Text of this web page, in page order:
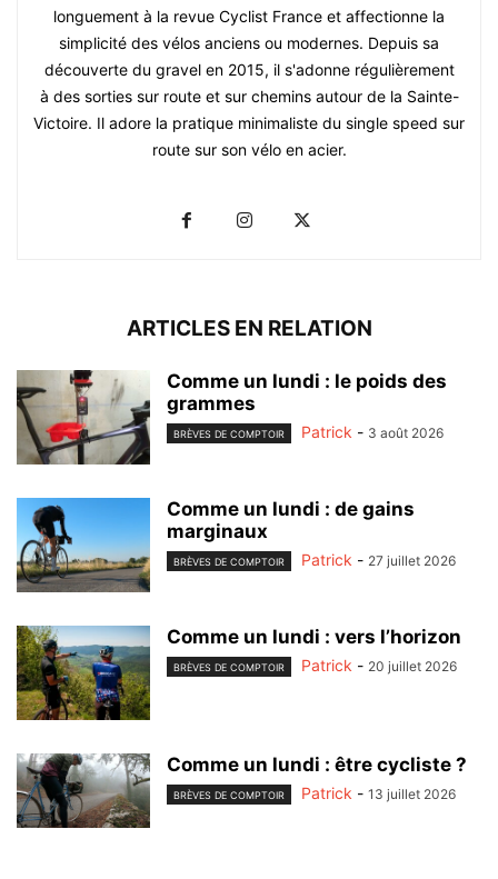
longuement à la revue Cyclist France et affectionne la
simplicité des vélos anciens ou modernes. Depuis sa
découverte du gravel en 2015, il s'adonne régulièrement
à des sorties sur route et sur chemins autour de la Sainte-
Victoire. Il adore la pratique minimaliste du single speed sur
route sur son vélo en acier.
ARTICLES EN RELATION
Comme un lundi : le poids des
grammes
BRÈVES DE COMPTOIR Patrick - 3 août 2026
Comme un lundi : de gains
marginaux
BRÈVES DE COMPTOIR Patrick - 27 juillet 2026
Comme un lundi : vers l’horizon
BRÈVES DE COMPTOIR Patrick - 20 juillet 2026
Comme un lundi : être cycliste ?
BRÈVES DE COMPTOIR Patrick - 13 juillet 2026